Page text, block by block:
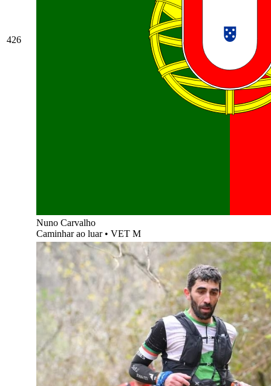
426
Nuno Carvalho
Caminhar ao luar • VET M